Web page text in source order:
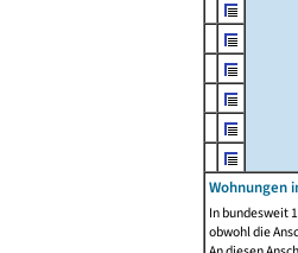
Wohnungen
In bundesweit
obwohl die